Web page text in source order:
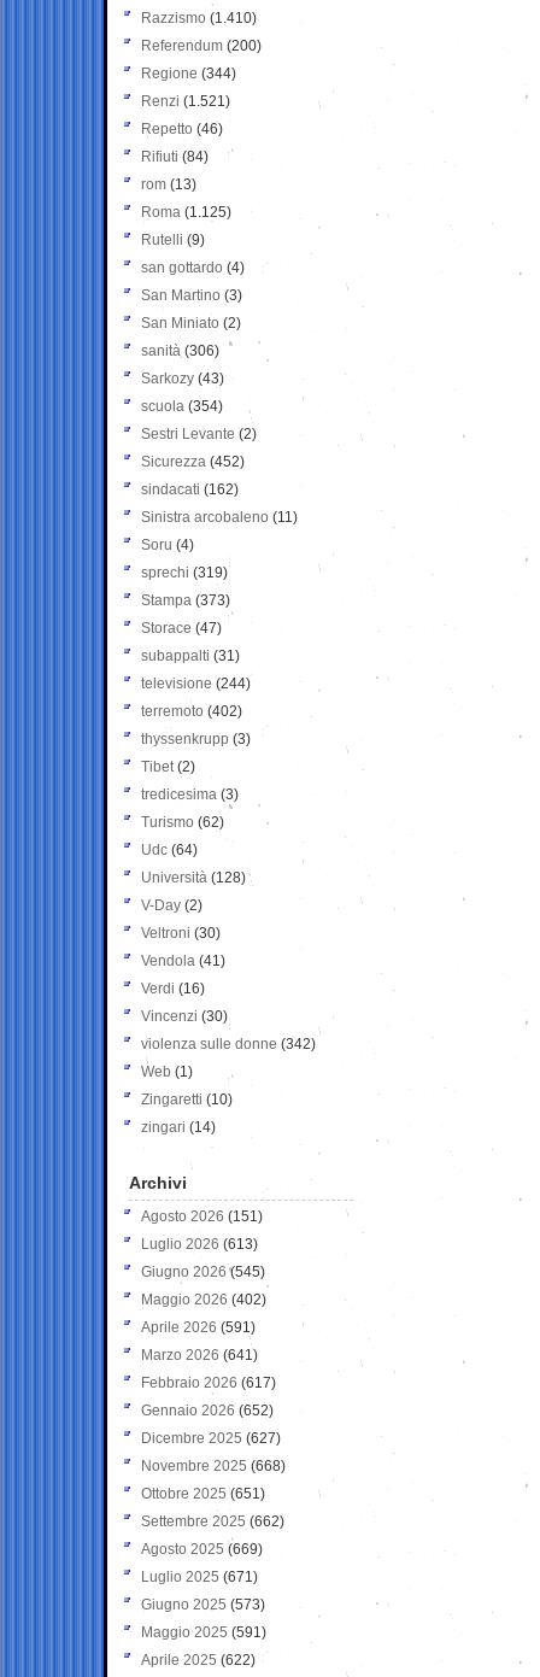
Razzismo (1.410)
Referendum (200)
Regione (344)
Renzi (1.521)
Repetto (46)
Rifiuti (84)
rom (13)
Roma (1.125)
Rutelli (9)
san gottardo (4)
San Martino (3)
San Miniato (2)
sanità (306)
Sarkozy (43)
scuola (354)
Sestri Levante (2)
Sicurezza (452)
sindacati (162)
Sinistra arcobaleno (11)
Soru (4)
sprechi (319)
Stampa (373)
Storace (47)
subappalti (31)
televisione(244)
terremoto (402)
thyssenkrupp (3)
Tibet(2)
tredicesima (3)
Turismo (62)
Udc (64)
Università (128)
V-Day (2)
Veltroni (30)
Vendola (41)
Verdi (16)
Vincenzi (30)
violenza sulle donne (342)
Web (1)
Zingaretti (10)
zingari (14)
Archivi
Agosto 2026 (151)
Luglio 2026 (613)
Giugno 2026 (545)
Maggio 2026 (402)
Aprile 2026 (591)
Marzo 2026 (641)
Febbraio 2026 (617)
Gennaio 2026 (652)
Dicembre 2025 (627)
Novembre 2025 (668)
Ottobre 2025 (651)
Settembre 2025 (662)
Agosto 2025 (669)
Luglio 2025 (671)
Giugno 2025 (573)
Maggio 2025 (591)
Aprile 2025 (622)